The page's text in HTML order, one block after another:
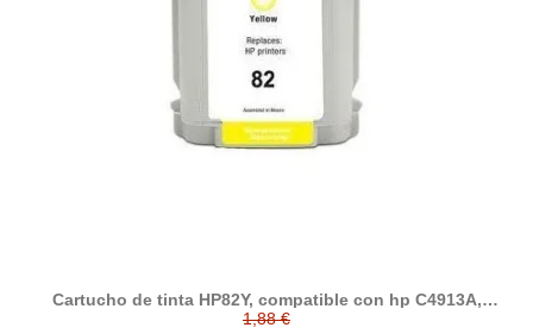
Cartucho de tinta HP82Y, compatible con hp C4913A,
amarillo
1,88 €